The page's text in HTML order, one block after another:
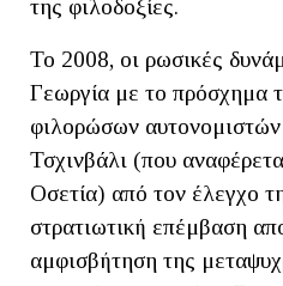
της φιλοδοξίες.
Το 2008, οι ρωσικές
Γεωργία με το πρόσχημα
φιλορώσων αυτονομιστών
Τσχινβάλι (που
Οσετία) από τον έλεγχο
στρατιωτική επέμβαση
αμφισβήτηση της